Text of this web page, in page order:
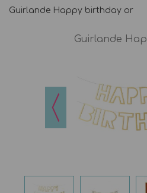
Guirlande Happy birthday or
Guirlande